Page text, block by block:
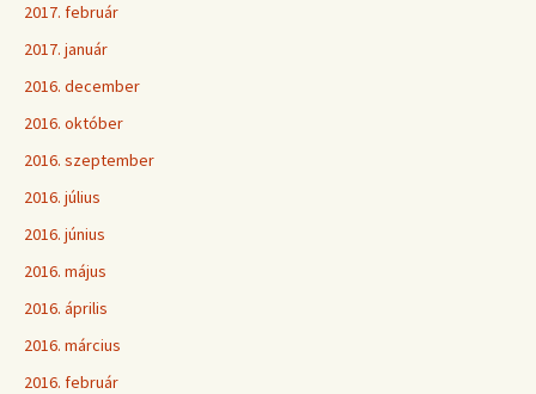
2017. február
2017. január
2016. december
2016. október
2016. szeptember
2016. július
2016. június
2016. május
2016. április
2016. március
2016. február